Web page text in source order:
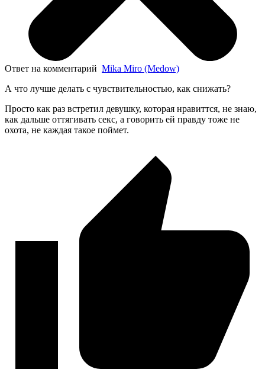
Ответ на комментарий Mika Miro (Medow)
А что лучше делать с чувствительностью, как снижать?
Просто как раз встретил девушку, которая нравиттся, не знаю,
как дальше оттягивать секс, а говорить ей правду тоже не
охота, не каждая такое поймет.